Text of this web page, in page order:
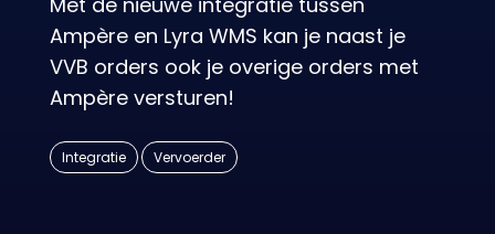
Ampère en Lyra WMS kan je naast je
VVB orders ook je overige orders met
Ampère versturen!
Integratie Vervoerder